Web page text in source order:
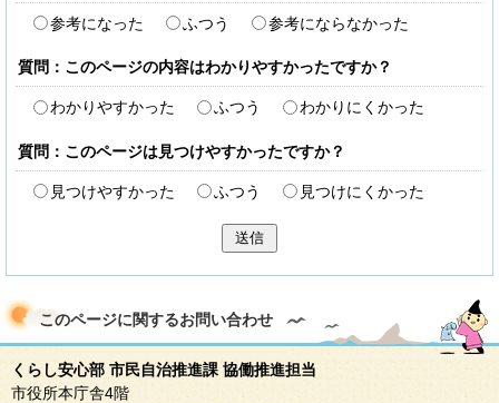
参考になった ふつう 参考にならなかった
質問：このページの内容はわかりやすかったですか？
わかりやすかった ふつう わかりにくかった
質問：このページは見つけやすかったですか？
見つけやすかった ふつう 見つけにくかった
送信
このページに関するお問い合わせ
くらし安心部 市民自治推進課 協働推進担当
市役所本庁舎4階